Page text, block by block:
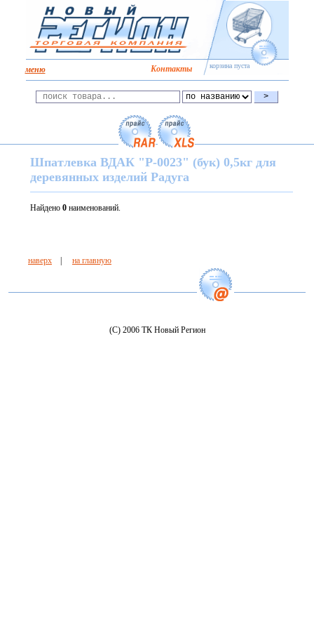
корзина пуста
Kонтакты
меню
Шпатлевка ВДАК "Р-0023" (бук) 0,5кг для
деревянных изделий Радуга
Найдено 0наименований.
наверх на главную
(C) 2006 ТК Новый Регион